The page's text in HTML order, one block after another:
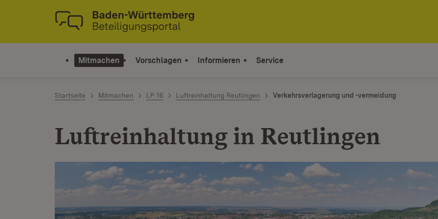
Zum Inhalt springen
Link zur Startseite
Mitmachen Vorschlagen Informieren Service
Startseite Mitmachen LP 16 Luftreinhaltung Reutlingen Verkehrsverlagerung und -vermeidung
Luftreinhaltung in Reutlingen